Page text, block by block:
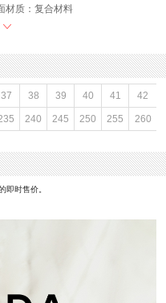
材质：复合材料
鞋长(女)：26CM
：女子
时间：2026年夏季
鞋宽(女)：10CM
台高度：无
流行款式：拖鞋
高度：无
37 38 39 40 41 42
240 245 250 255 260
即时售价。